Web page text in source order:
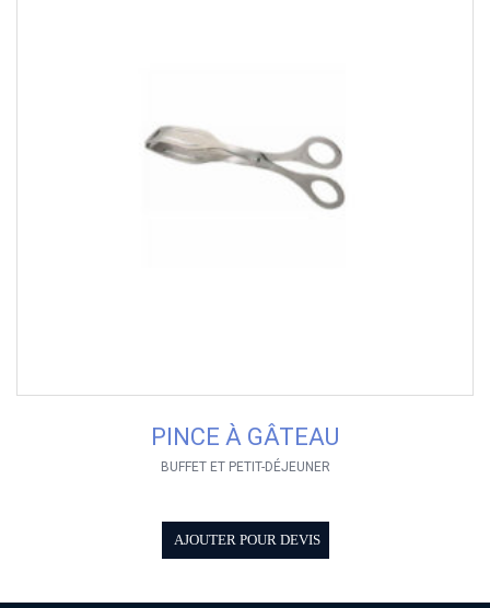
PINCE À GÂTEAU
BUFFET ET PETIT-DÉJEUNER
AJOUTER POUR DEVIS